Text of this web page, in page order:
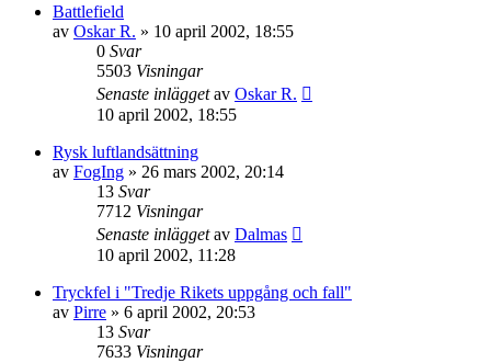
Battlefield
av Oskar R. » 10 april 2002, 18:55
0 Svar
5503 Visningar
Senaste inläggetav Oskar R.
10 april 2002, 18:55
Rysk luftlandsättning
av FogIng » 26 mars 2002, 20:14
13 Svar
7712 Visningar
Senaste inläggetav Dalmas
10 april 2002, 11:28
Tryckfel i "Tredje Rikets uppgång och fall"
av Pirre » 6 april 2002, 20:53
13 Svar
7633 Visningar